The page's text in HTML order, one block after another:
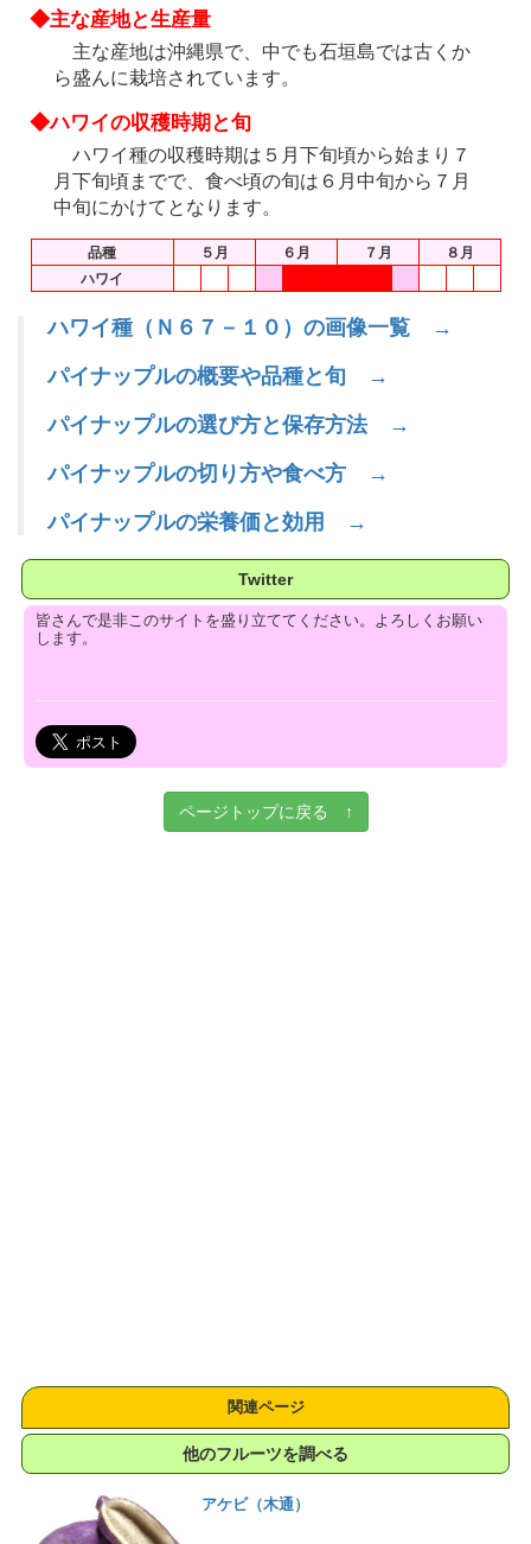
◆主な産地と生産量
主な産地は沖縄県で、中でも石垣島では古くか
ら盛んに栽培されています。
◆ハワイの収穫時期と旬
ハワイ種の収穫時期は５月下旬頃から始まり７
月下旬頃までで、食べ頃の旬は６月中旬から７月
中旬にかけてとなります。
品種 ５月 ６月 ７月
８月
ハワイ
ハワイ種（Ｎ６７－１０）の画像一覧 →
パイナップルの概要や品種と旬 →
パイナップルの選び方と保存方法 →
パイナップルの切り方や食べ方 →
パイナップルの栄養価と効用 →
Twitter
皆さんで是非このサイトを盛り立ててください。よろしくお願い
します。
ページトップに戻る ↑
関連ページ
他のフルーツを調べる
アケビ（木通）